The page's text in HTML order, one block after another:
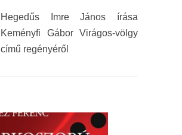
Hegedűs Imre János írása
Keményfi Gábor Virágos-völgy
című regényéről